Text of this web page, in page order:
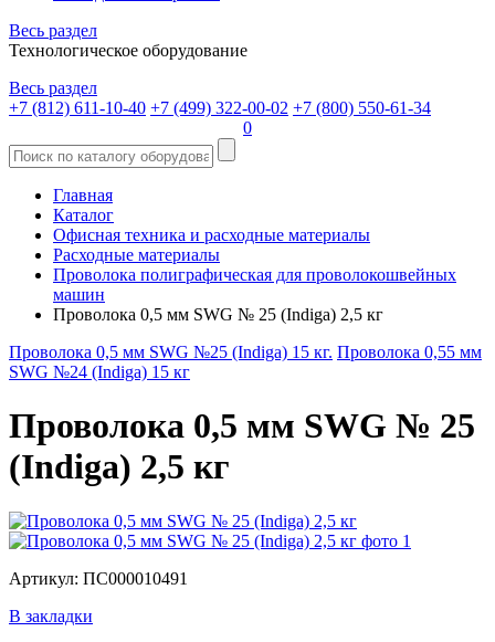
Весь раздел
Технологическое оборудование
Весь раздел
+7 (812) 611-10-40 +7 (499) 322-00-02 +7 (800) 550-61-34
0
Главная
Каталог
Офисная техника и расходные материалы
Расходные материалы
Проволока полиграфическая для проволокошвейных
машин
Проволока 0,5 мм SWG № 25 (Indiga) 2,5 кг
Проволока 0,5 мм SWG №25 (Indiga) 15 кг. Проволока 0,55 мм
SWG №24 (Indiga) 15 кг
Проволока 0,5 мм SWG № 25
(Indiga) 2,5 кг
Артикул: ПС000010491
В закладки